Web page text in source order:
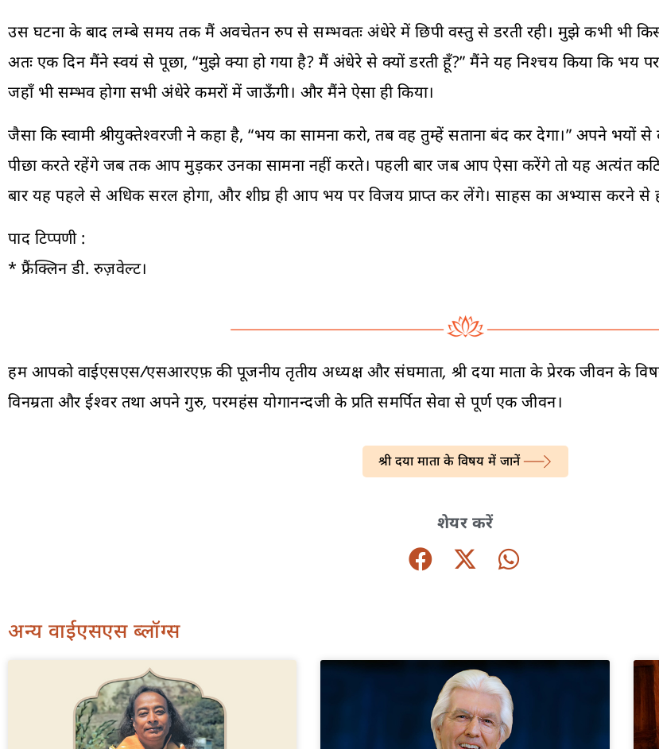
उस घटना के बाद लम्बे समय तक मैं अवचेतन रुप से सम्भवतः अंधेरे में छिपी वस्तु से डरती रही। मुझे कभी भी
अतः एक दिन मैंने स्वयं से पूछा, “मुझे क्या हो गया है? मैं अंधेरे से क्यों डरती हूँ?” मैंने यह निश्चय किया कि भय
जहाँ भी सम्भव होगा सभी अंधेरे कमरों में जाऊँगी। और मैंने ऐसा ही किया।
जैसा कि स्वामी श्रीयुक्तेश्वरजी ने कहा है, “भय का सामना करो, तब वह तुम्हें सताना बंद कर देगा।” अपने भयों
पीछा करते रहेंगे जब तक आप मुड़कर उनका सामना नहीं करते। पहली बार जब आप ऐसा करेंगे तो यह अत्यंत कठिन
बार यह पहले से अधिक सरल होगा, और शीघ्र ही आप भय पर विजय प्राप्त कर लेंगे। साहस का अभ्यास करने से
पाद टिप्पणी :
* फ्रैंक्लिन डी. रुज़वेल्ट।
हम आपको वाईएसएस/एसआरएफ़ की पूजनीय तृतीय अध्यक्ष और संघमाता, श्री दया माता के प्रेरक जीवन के
विनम्रता और ईश्वर तथा अपने गुरु, परमहंस योगानन्दजी के प्रति समर्पित सेवा से पूर्ण एक जीवन।
श्री दया माता के विषय में जानें
शेयर करें
अन्य वाईएसएस ब्लॉग्स